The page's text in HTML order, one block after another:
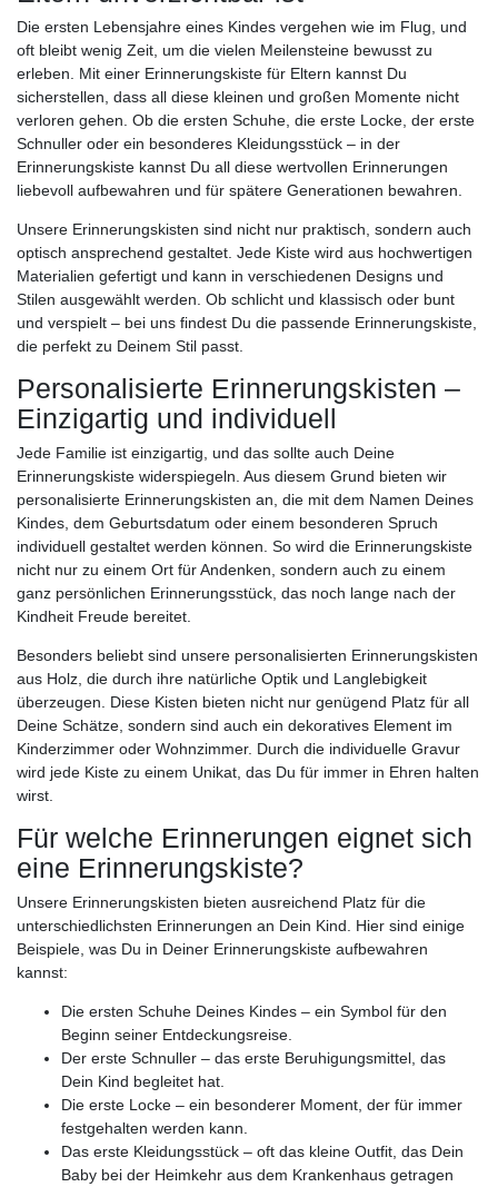
Die ersten Lebensjahre eines Kindes vergehen wie im Flug, und
oft bleibt wenig Zeit, um die vielen Meilensteine bewusst zu
erleben. Mit einer Erinnerungskiste für Eltern kannst Du
sicherstellen, dass all diese kleinen und großen Momente nicht
verloren gehen. Ob die ersten Schuhe, die erste Locke, der erste
Schnuller oder ein besonderes Kleidungsstück – in der
Erinnerungskiste kannst Du all diese wertvollen Erinnerungen
liebevoll aufbewahren und für spätere Generationen bewahren.
Unsere Erinnerungskisten sind nicht nur praktisch, sondern auch
optisch ansprechend gestaltet. Jede Kiste wird aus hochwertigen
Materialien gefertigt und kann in verschiedenen Designs und
Stilen ausgewählt werden. Ob schlicht und klassisch oder bunt
und verspielt – bei uns findest Du die passende Erinnerungskiste,
die perfekt zu Deinem Stil passt.
Personalisierte Erinnerungskisten –
Einzigartig und individuell
Jede Familie ist einzigartig, und das sollte auch Deine
Erinnerungskiste widerspiegeln. Aus diesem Grund bieten wir
personalisierte Erinnerungskisten an, die mit dem Namen Deines
Kindes, dem Geburtsdatum oder einem besonderen Spruch
individuell gestaltet werden können. So wird die Erinnerungskiste
nicht nur zu einem Ort für Andenken, sondern auch zu einem
ganz persönlichen Erinnerungsstück, das noch lange nach der
Kindheit Freude bereitet.
Besonders beliebt sind unsere personalisierten Erinnerungskisten
aus Holz, die durch ihre natürliche Optik und Langlebigkeit
überzeugen. Diese Kisten bieten nicht nur genügend Platz für all
Deine Schätze, sondern sind auch ein dekoratives Element im
Kinderzimmer oder Wohnzimmer. Durch die individuelle Gravur
wird jede Kiste zu einem Unikat, das Du für immer in Ehren halten
wirst.
Für welche Erinnerungen eignet sich
eine Erinnerungskiste?
Unsere Erinnerungskisten bieten ausreichend Platz für die
unterschiedlichsten Erinnerungen an Dein Kind. Hier sind einige
Beispiele, was Du in Deiner Erinnerungskiste aufbewahren
kannst:
Die ersten Schuhe Deines Kindes – ein Symbol für den
Beginn seiner Entdeckungsreise.
Der erste Schnuller – das erste Beruhigungsmittel, das
Dein Kind begleitet hat.
Die erste Locke – ein besonderer Moment, der für immer
festgehalten werden kann.
Das erste Kleidungsstück – oft das kleine Outfit, das Dein
Baby bei der Heimkehr aus dem Krankenhaus getragen